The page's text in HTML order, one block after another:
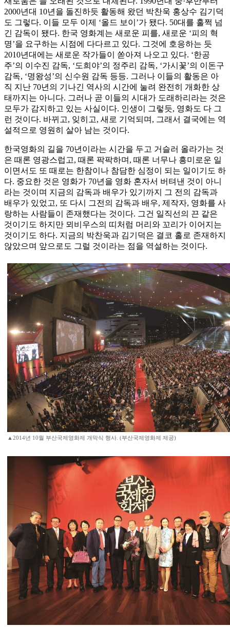
2000년대 10년을 돌진하듯 활동해 왔던 박찬욱 홍상수 김기덕
도 그렇다. 이들 모두 이제 ‘올드 보이’가 됐다. 50대를 훌쩍 넘
긴 감독이 됐다. 한국 영화계는 새로운 피를, 새로운 ‘피의 혁
명’을 요구하는 시점에 다다르고 있다. 그것에 호응하는 듯
2010년대에는 새로운 작가들이 쏟아져 나오고 있다. ‘한공
주’의 이수진 감독, ‘도희야’의 정주리 감독, ‘가시꽃’의 이돈구
감독, ‘명왕성’의 신수원 감독 등등. 그러나 이들의 활동은 아
직 지난 70년의 기나긴 역사의 시간에 눌려 완전히 개화한 상
태까지는 아니다. 그러나 곧 이들의 시대가 도래하리라는 것은
모두가 감지하고 있는 사실이다. 인생이 그렇듯, 영화도 다 그
런 것이다. 바뀌고, 잊히고, 새로 기억되며, 그래서 결국에는 역
설적으로 영원히 살아 남는 것이다.
한국영화의 길을 70년이라는 시간을 두고 거슬러 올라가는 것
은 때론 영광스럽고, 때론 팍팍하며, 때론 너무나 흥미로운 일
이면서도 또 때로는 한참이나 참담한 심정이 되는 일이기도 하
다. 중요한 것은 영화가 70년을 영화 혼자서 버텨낸 것이 아니
라는 것이며 지금의 감독과 배우가 있기까지 그 전의 감독과
배우가 있었고, 또 다시 그전의 감독과 배우, 제작자, 영화를 사
랑하는 사람들이 존재했다는 것이다. 그건 일직선의 끈 같은
것이기도 하지만 뫼비우스의 띠처럼 머리와 꼬리가 이어지는
것이기도 하다. 지금의 박찬욱과 김기덕은 결코 홀로 존재하지
않았으며 앞으로도 그럴 것이라는 점을 역설하는 것이다.
▲2014년 10월 부산국제영화제 개막식 행사. (부산국제영화제 제공)